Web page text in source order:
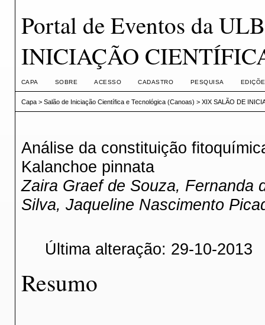
Portal de Eventos da
INICIAÇÃO
CAPA SOBRE ACESSO CADASTRO PESQUISA
Capa> Salão de Iniciação Científica e Tecnológica (Canoas) > XIX SALÃO DE
Análise da constituição
Kalanchoe pinnata
Zaira Graef de Souza, Fernanda
Silva, Jaqueline Nascimento
Última alteração: 29-10-2013
Resumo